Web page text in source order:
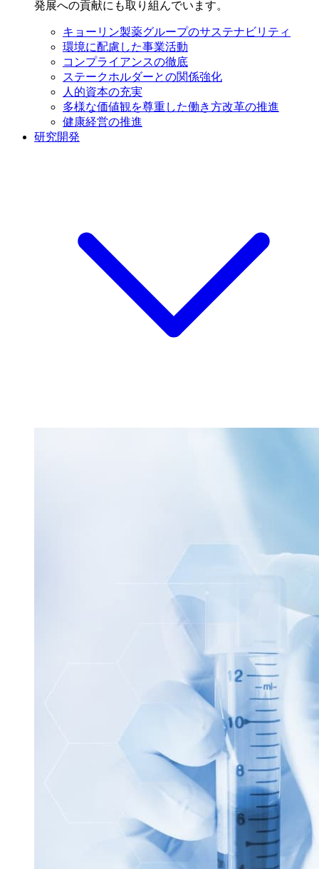
発展への貢献にも取り組んでいます。
キョーリン製薬グループのサステナビリティ
環境に配慮した事業活動
コンプライアンスの徹底
ステークホルダーとの関係強化
人的資本の充実
多様な価値観を尊重した働き方改革の推進
健康経営の推進
研究開発